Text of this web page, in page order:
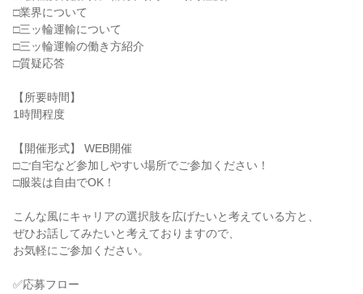
□業界について
□三ッ輪運輸について
□三ッ輪運輸の働き方紹介
□質疑応答
【所要時間】
1時間程度
【開催形式】 WEB開催
□ご自宅など参加しやすい場所でご参加ください！
□服装は自由でOK！
こんな風にキャリアの選択肢を広げたいと考えている方と、
ぜひお話してみたいと考えておりますので、
お気軽にご参加ください。
✅応募フロー